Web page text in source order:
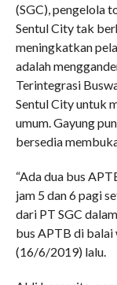
(SGC), pengelola
Sentul City tak
meningkatkan
adalah
Terintegrasi
Sentul City untuk
umum. Gayung
bersedia
“Ada dua bus
jam 5 dan 6 pagi
dari PT SGC
bus APTB di balai
(16/6/2019) lalu.